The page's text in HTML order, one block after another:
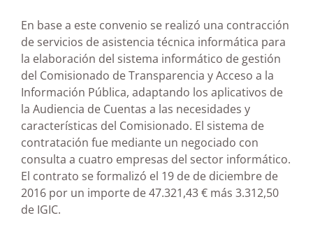
En base a este convenio se realizó una contracción
de servicios de asistencia técnica informática para
la elaboración del sistema informático de gestión
del Comisionado de Transparencia y Acceso a la
Información Pública, adaptando los aplicativos de
la Audiencia de Cuentas a las necesidades y
características del Comisionado. El sistema de
contratación fue mediante un negociado con
consulta a cuatro empresas del sector informático.
El contrato se formalizó el 19 de de diciembre de
2016 por un importe de 47.321,43 € más 3.312,50
de IGIC.